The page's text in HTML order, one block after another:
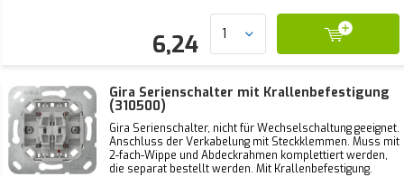
6,24
Gira Serienschalter mit Krallenbefestigung
(310500)
Gira Serienschalter, nicht für Wechselschaltung geeignet.
Anschluss der Verkabelung mit Steckklemmen. Muss mit
2-fach-Wippe und Abdeckrahmen komplettiert werden,
die separat bestellt werden. Mit Krallenbefestigung.